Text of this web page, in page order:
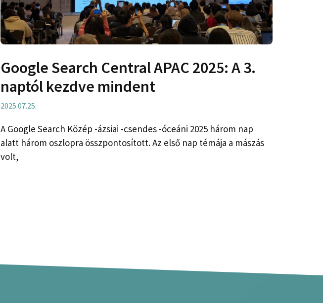
Google Search Central APAC 2025: A 3.
naptól kezdve mindent
2025.07.25.
A Google Search Közép -ázsiai -csendes -óceáni 2025 három nap
alatt három oszlopra összpontosított. Az első nap témája a mászás
volt,